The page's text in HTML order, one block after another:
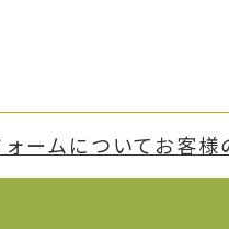
ームについて お客様